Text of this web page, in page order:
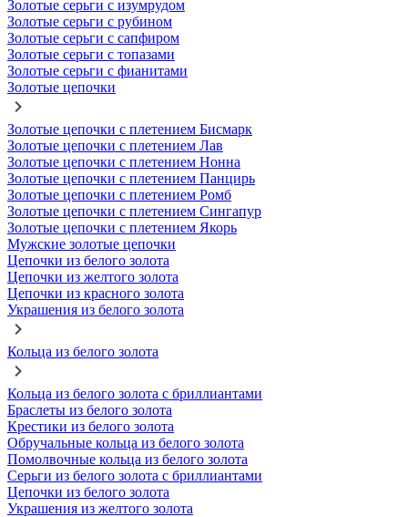
Золотые серьги с изумрудом
Золотые серьги с рубином
Золотые серьги с сапфиром
Золотые серьги с топазами
Золотые серьги с фианитами
Золотые цепочки
Золотые цепочки с плетением Бисмарк
Золотые цепочки с плетением Лав
Золотые цепочки с плетением Нонна
Золотые цепочки с плетением Панцирь
Золотые цепочки с плетением Ромб
Золотые цепочки с плетением Сингапур
Золотые цепочки с плетением Якорь
Мужские золотые цепочки
Цепочки из белого золота
Цепочки из желтого золота
Цепочки из красного золота
Украшения из белого золота
Кольца из белого золота
Кольца из белого золота с бриллиантами
Браслеты из белого золота
Крестики из белого золота
Обручальные кольца из белого золота
Помолвочные кольца из белого золота
Серьги из белого золота с бриллиантами
Цепочки из белого золота
Украшения из желтого золота